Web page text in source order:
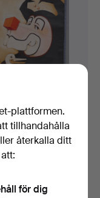
OLSSON
1927-1995.
12 maj 2026
plattformen.
tillhandahålla
återkalla ditt
för dig